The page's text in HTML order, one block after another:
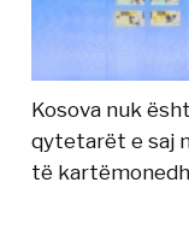
Kosova nuk
qytetarët e saj
të